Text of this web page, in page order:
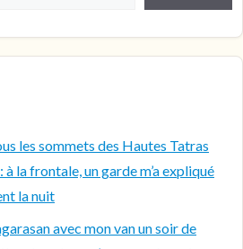
les sommets des Hautes Tatras
à la frontale, un garde m’a expliqué
la nuit
avec mon van un soir de